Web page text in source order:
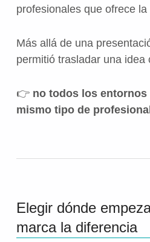
profesionales que ofrece
Más allá de una
permitió trasladar una idea
👉 no todos los entornos
mismo tipo de
Elegir dónde
marca la diferencia